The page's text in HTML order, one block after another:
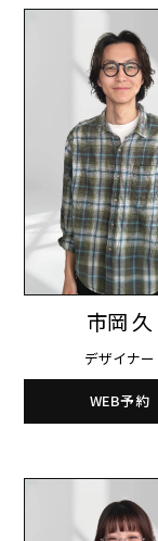
市岡 久
デザイナー
WEB予約